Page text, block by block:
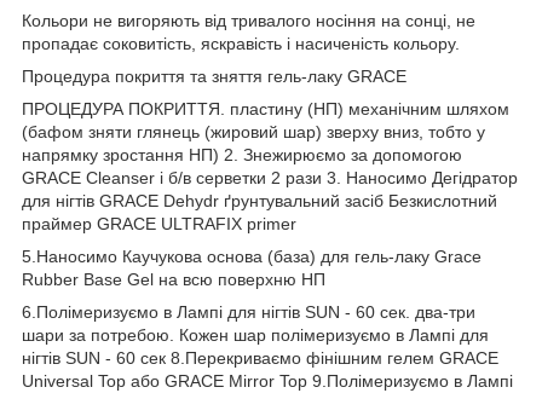
Кольори не вигоряють від тривалого носіння на сонці, не
пропадає соковитість, яскравість і насиченість кольору.
Процедура покриття та зняття гель-лаку GRACE
ПРОЦЕДУРА ПОКРИТТЯ. пластину (НП) механічним шляхом
(бафом зняти глянець (жировий шар) зверху вниз, тобто у
напрямку зростання НП) 2. Знежирюємо за допомогою
GRACE Cleanser і б/в серветки 2 рази 3. Наносимо Дегідратор
для нігтів GRACE Dehydr ґрунтувальний засіб Безкислотний
праймер GRACE ULTRAFIX primer
5.Наносимо Каучукова основа (база) для гель-лаку Grace
Rubber Base Gel на всю поверхню НП
6.Полімеризуємо в Лампі для нігтів SUN - 60 сек. два-три
шари за потребою. Кожен шар полімеризуємо в Лампі для
нігтів SUN - 60 сек 8.Перекриваємо фінішним гелем GRACE
Universal Top або GRACE Mirror Top 9.Полімеризуємо в Лампі